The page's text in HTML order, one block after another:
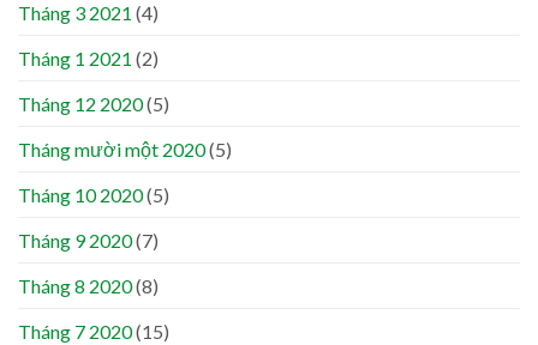
Tháng 3 2021 (4)
Tháng 1 2021 (2)
Tháng 12 2020(5)
Tháng mười một 2020(5)
Tháng 10 2020(5)
Tháng 9 2020(7)
Tháng 8 2020(8)
Tháng 7 2020(15)